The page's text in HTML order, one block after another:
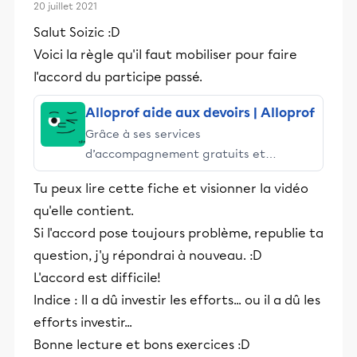
20 juillet 2021
Salut Soizic :D
Voici la règle qu'il faut mobiliser pour faire
l'accord du participe passé.
Alloprof aide aux devoirs | Alloprof
Grâce à ses services
d’accompagnement gratuits et
stimulants, Alloprof engage les élèves
et leurs parents dans la réussite
éducative.
Tu peux lire cette fiche et visionner la vidéo
qu'elle contient.
Si l'accord pose toujours problème, republie ta
question, j'y répondrai à nouveau. :D
L'accord est difficile!
Indice : Il a dû investir les efforts... ou il a dû les
efforts investir...
Bonne lecture et bons exercices :D